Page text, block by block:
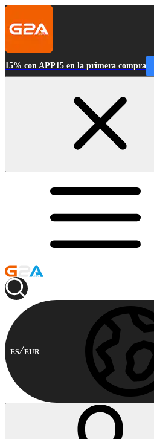
15% con APP15 en la primera compra
ES EUR